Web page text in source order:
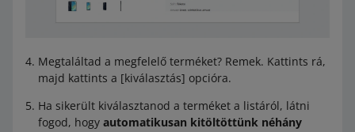
Megtaláltad a megfelelő terméket? Remek. Kattints rá,
majd kattints a [kiválasztás] opcióra.
Ha sikerült kiválasztanod a terméket a listáról, látni
fogod, hogy automatikusan kitöltöttünk néhány